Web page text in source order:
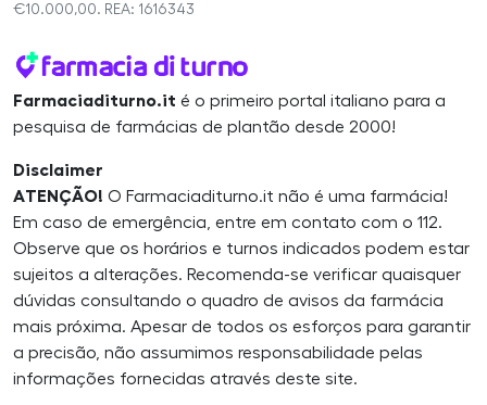
€10.000,00. REA: 1616343
Farmaciaditurno.it é o primeiro portal italiano para a
pesquisa de farmácias de plantão desde 2000!
Disclaimer
ATENÇÃO! O Farmaciaditurno.it não é uma farmácia!
Em caso de emergência, entre em contato com o 112.
Observe que os horários e turnos indicados podem estar
sujeitos a alterações. Recomenda-se verificar quaisquer
dúvidas consultando o quadro de avisos da farmácia
mais próxima. Apesar de todos os esforços para garantir
a precisão, não assumimos responsabilidade pelas
informações fornecidas através deste site.